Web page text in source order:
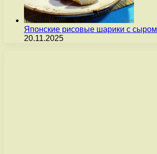
Японские рисовые шарики с сыром
20.11.2025